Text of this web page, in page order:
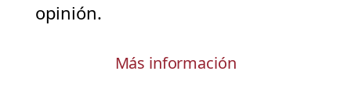
opinión.
Más información